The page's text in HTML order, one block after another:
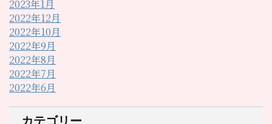
2023年1月
2022年12月
2022年10月
2022年9月
2022年8月
2022年7月
2022年6月
カテゴリー